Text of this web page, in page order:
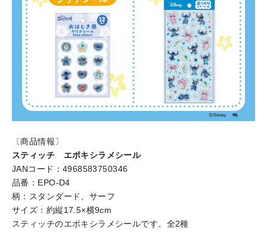
〔商品情報〕
スティッチ エポキシラメシール
JANコード：4968583750346
品番：EPO-D4
柄：スタンダード、サーフ
サイズ：約縦17.5×横9cm
スティッチのエポキシラメシールです。全2種